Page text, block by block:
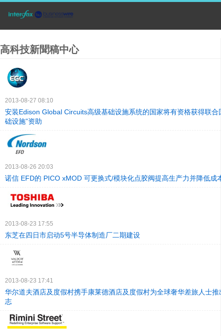
高科技新聞稿中心
2013-08-27 08:10
安装Edison Global Circuits高级基础设施系统的国家将有资格获得联合
础设施”资助
2013-08-26 20:03
诺信 EFD的 PICO xMOD 可更换式/模块化点胶阀提高生产力并降低成
2013-08-23 17:55
东芝在四日市启动5号半导体制造厂二期建设
2013-08-23 17:41
华尔道夫酒店及度假村携手康莱德酒店及度假村为全球奢华差旅人士
志